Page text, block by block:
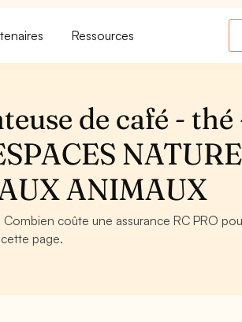
Ressources
de café - thé
AUX ANIMAUX
coûte une assurance RC PRO
page.